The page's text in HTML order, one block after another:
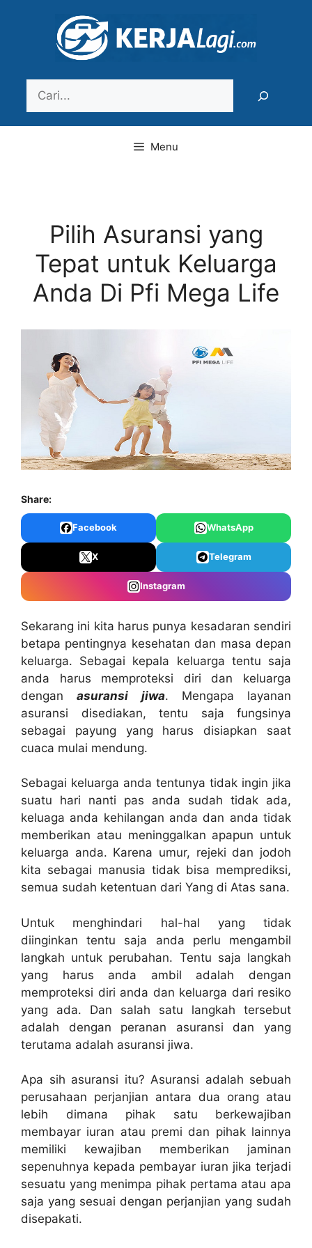
Menu
Pilih Asuransi yang
Tepat untuk Keluarga
Anda Di Pfi Mega Life
Share:
Facebook WhatsApp
X Telegram
Instagram
Sekarang ini kita harus punya kesadaran sendiri
betapa pentingnya kesehatan dan masa depan
keluarga. Sebagai kepala keluarga tentu saja
anda harus memproteksi diri dan keluarga
denganasuransi jiwa. Mengapa layanan
asuransi disediakan, tentu saja fungsinya
sebagai payung yang harus disiapkan saat
cuaca mulai mendung.
Sebagai keluarga anda tentunya tidak ingin jika
suatu hari nanti pas anda sudah tidak ada,
keluaga anda kehilangan anda dan anda tidak
memberikan atau meninggalkan apapun untuk
keluarga anda. Karena umur, rejeki dan jodoh
kita sebagai manusia tidak bisa memprediksi,
semua sudah ketentuan dari Yang di Atas sana.
Untuk menghindari hal-hal yang tidak
diinginkan tentu saja anda perlu mengambil
langkah untuk perubahan. Tentu saja langkah
yang harus anda ambil adalah dengan
memproteksi diri anda dan keluarga dari resiko
yang ada. Dan salah satu langkah tersebut
adalah dengan peranan asuransi dan yang
terutama adalah asuransi jiwa.
Apa sih asuransi itu? Asuransi adalah sebuah
perusahaan perjanjian antara dua orang atau
lebih dimana pihak satu berkewajiban
membayar iuran atau premi dan pihak lainnya
memiliki kewajiban memberikan jaminan
sepenuhnya kepada pembayar iuran jika terjadi
sesuatu yang menimpa pihak pertama atau apa
saja yang sesuai dengan perjanjian yang sudah
disepakati.